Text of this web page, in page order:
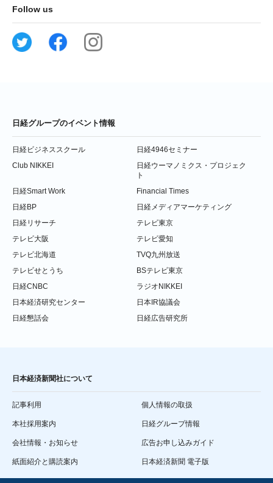
Follow us
日経グループのイベント情報
日経ビジネススクール
日経4946セミナー
Club NIKKEI
日経ウーマノミクス・プロジェク
ト
日経Smart Work
Financial Times
日経BP
日経メディアマーケティング
日経リサーチ
テレビ東京
テレビ大阪
テレビ愛知
テレビ北海道
TVQ九州放送
テレビせとうち
BSテレビ東京
日経CNBC
ラジオNIKKEI
日本経済研究センター
日本IR協議会
日経懇話会
日経広告研究所
日本経済新聞社について
記事利用 個人情報の取扱
本社採用案内 日経グループ情報
会社情報・お知らせ 広告お申し込みガイド
紙面紹介と購読案内 日本経済新聞 電子版